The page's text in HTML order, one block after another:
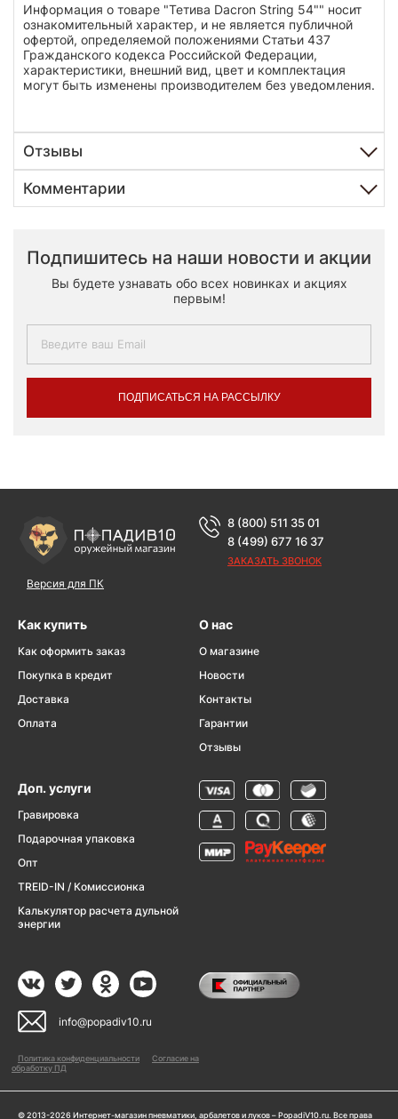
Информация о товаре "Тетива Dacron String 54"" носит
ознакомительный характер, и не является публичной
офертой, определяемой положениями Статьи 437
Гражданского кодекса Российской Федерации,
характеристики, внешний вид, цвет и комплектация
могут быть изменены производителем без уведомления.
Отзывы
Комментарии
Подпишитесь на наши новости и акции
Вы будете узнавать обо всех новинках и акциях
первым!
ПОДПИСАТЬСЯ НА РАССЫЛКУ
Версия для ПК
8 (800) 511 35 01
8 (499) 677 16 37
ЗАКАЗАТЬ ЗВОНОК
Как купить
Как оформить заказ
Покупка в кредит
Доставка
Оплата
О нас
О магазине
Новости
Контакты
Гарантии
Отзывы
Доп. услуги
Гравировка
Подарочная упаковка
Опт
TREID-IN / Комиссионка
Калькулятор расчета дульной
энергии
info@popadiv10.ru
Политика конфиденциальности
Согласие на
обработку ПД
© 2013-2026 Интернет-магазин пневматики, арбалетов и луков – PopadiV10.ru. Все права